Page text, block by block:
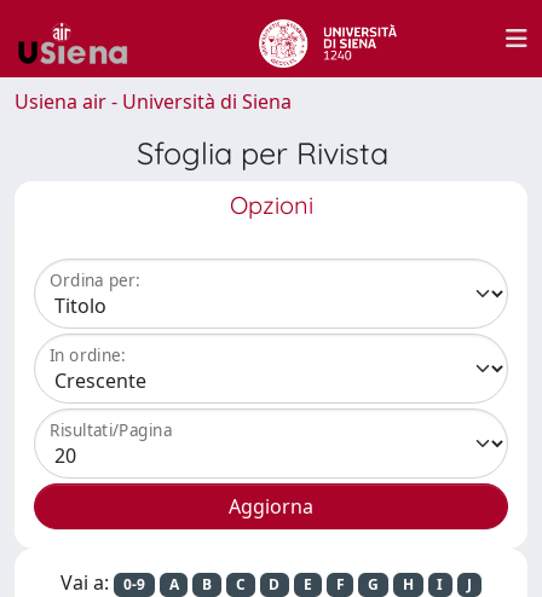
Usiena air - Università di Siena
Sfoglia per Rivista
Opzioni
Ordina per:
In ordine:
Risultati/Pagina
Vai a: 0-9 A B C D E F G H I
J